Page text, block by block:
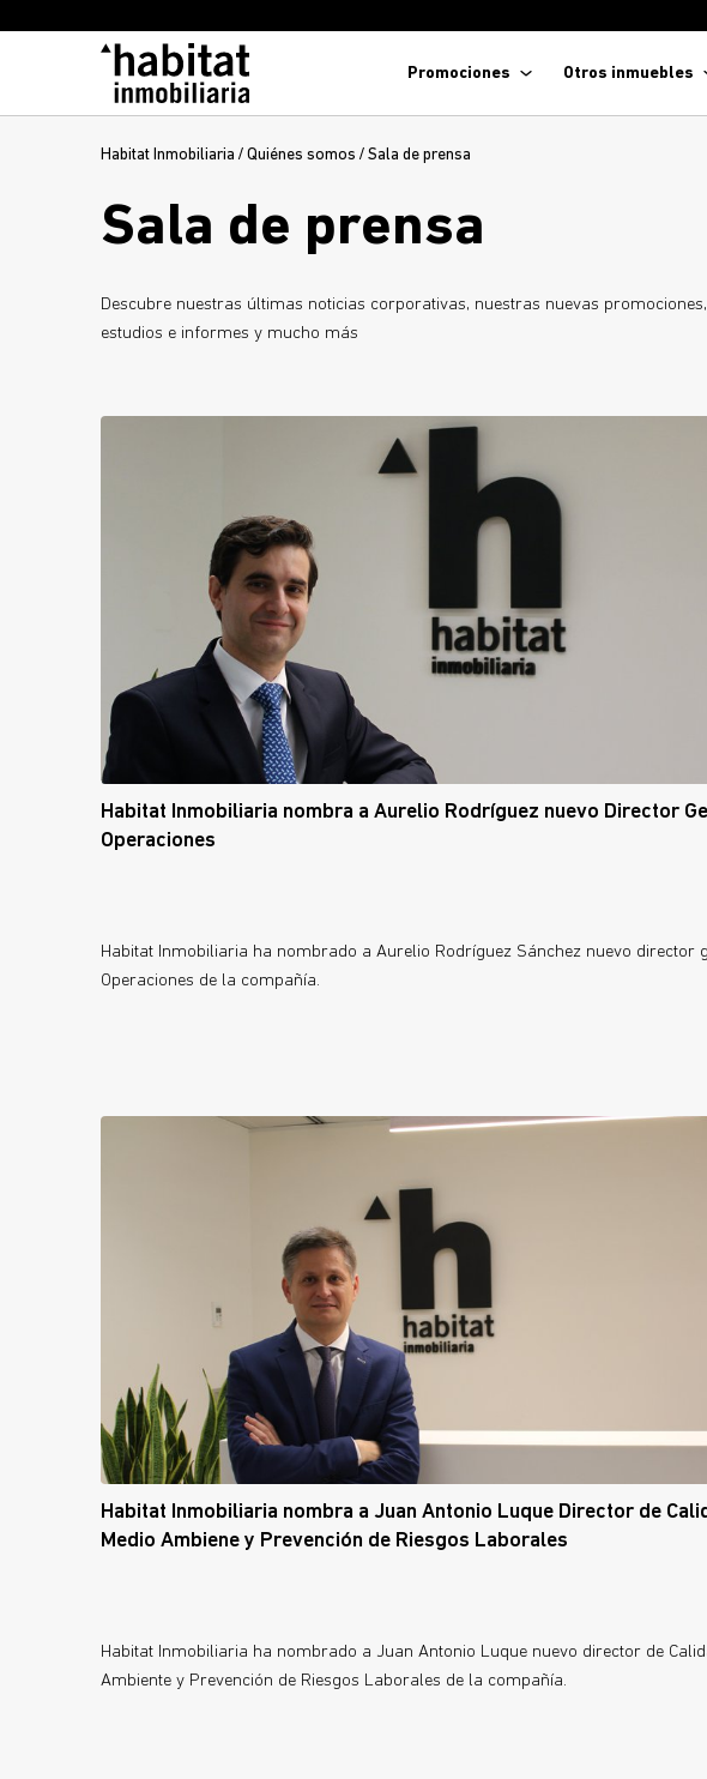
Promociones Otros inmuebles
Habitat Inmobiliaria / Quiénes somos / Sala de prensa
Sala de prensa
Descubre nuestras últimas noticias corporativas, nuestras nuevas
estudios e informes y mucho más
Habitat Inmobiliaria nombra a Aurelio Rodríguez nuevo Director
Operaciones
Habitat Inmobiliaria ha nombrado a Aurelio Rodríguez Sánchez nuevo director
Operaciones de la compañía.
Habitat Inmobiliaria nombra a Juan Antonio Luque Director de
Medio Ambiene y Prevención de Riesgos Laborales
Habitat Inmobiliaria ha nombrado a Juan Antonio Luque nuevo director de
Ambiente y Prevención de Riesgos Laborales de la compañía.